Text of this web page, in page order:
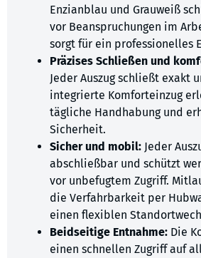
Enzianblau und Grauweiß
vor Beanspruchungen im
sorgt für ein professionelles
Präzises Schließen und
Jeder Auszug schließt exakt
integrierte Komforteinzug
tägliche Handhabung und
Sicherheit.
Sicher und mobil: Jeder
abschließbar und schützt
vor unbefugtem Zugriff.
die Verfahrbarkeit per
einen flexiblen
Beidseitige Entnahme: Die
einen schnellen Zugriff auf